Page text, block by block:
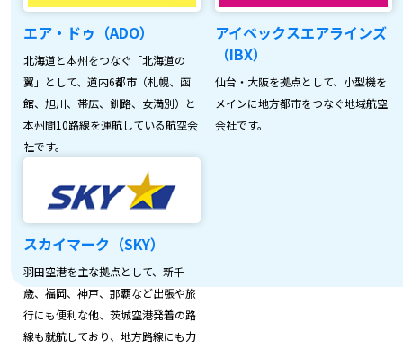
エア・ドゥ（ADO）
北海道と本州をつなぐ「北海道の
翼」として、道内6都市（札幌、函
館、旭川、帯広、釧路、女満別）と
本州間10路線を運航している航空会
社です。
アイベックスエアラインズ
（IBX）
仙台・大阪を拠点として、小型機を
メインに地方都市をつなぐ地域航空
会社です。
スカイマーク（SKY）
羽田空港を主な拠点として、新千
歳、福岡、神戸、那覇など出張や旅
行にも便利な他、茨城空港発着の路
線も就航しており、地方路線にも力